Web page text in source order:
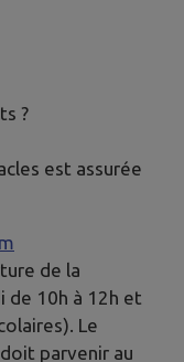
?
est assurée
de la
de 10h à 12h et
Le
parvenir au